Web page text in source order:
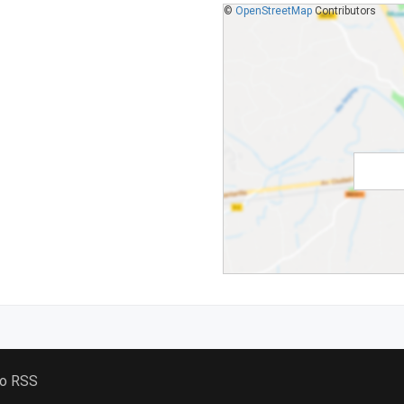
© OpenStreetMapContributors
RSS